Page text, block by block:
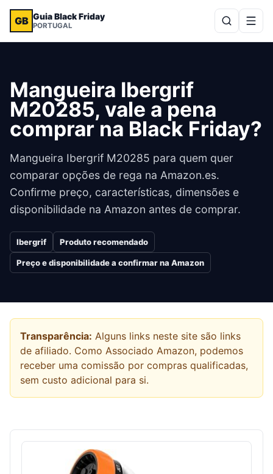
GB Guia Black Friday
PORTUGAL
Mangueira Ibergrif
M20285, vale a pena
comprar na Black Friday?
Mangueira Ibergrif M20285 para quem quer
comparar opções de rega na Amazon.es.
Confirme preço, características, dimensões e
disponibilidade na Amazon antes de comprar.
Ibergrif Produto recomendado
Preço e disponibilidade a confirmar na Amazon
Transparência: Alguns links neste site são links
de afiliado. Como Associado Amazon, podemos
receber uma comissão por compras qualificadas,
sem custo adicional para si.